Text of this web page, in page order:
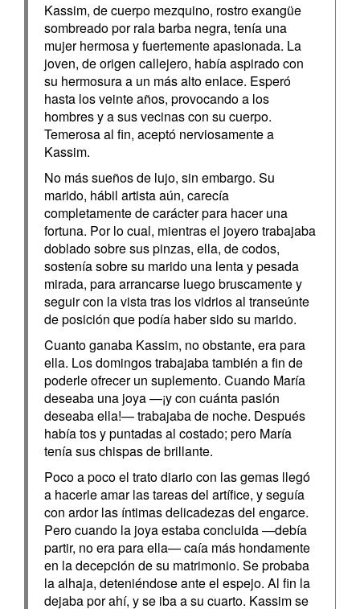
Kassim, de cuerpo mezquino, rostro exangüe
sombreado por rala barba negra, tenía una
mujer hermosa y fuertemente apasionada. La
joven, de origen callejero, había aspirado con
su hermosura a un más alto enlace. Esperó
hasta los veinte años, provocando a los
hombres y a sus vecinas con su cuerpo.
Temerosa al fin, aceptó nerviosamente a
Kassim.
No más sueños de lujo, sin embargo. Su
marido, hábil artista aún, carecía
completamente de carácter para hacer una
fortuna. Por lo cual, mientras el joyero trabajaba
doblado sobre sus pinzas, ella, de codos,
sostenía sobre su marido una lenta y pesada
mirada, para arrancarse luego bruscamente y
seguir con la vista tras los vidrios al transeúnte
de posición que podía haber sido su marido.
Cuanto ganaba Kassim, no obstante, era para
ella. Los domingos trabajaba también a fin de
poderle ofrecer un suplemento. Cuando María
deseaba una joya —¡y con cuánta pasión
deseaba ella!— trabajaba de noche. Después
había tos y puntadas al costado; pero María
tenía sus chispas de brillante.
Poco a poco el trato diario con las gemas llegó
a hacerle amar las tareas del artífice, y seguía
con ardor las íntimas delicadezas del engarce.
Pero cuando la joya estaba concluida —debía
partir, no era para ella— caía más hondamente
en la decepción de su matrimonio. Se probaba
la alhaja, deteniéndose ante el espejo. Al fin la
dejaba por ahí, y se iba a su cuarto. Kassim se